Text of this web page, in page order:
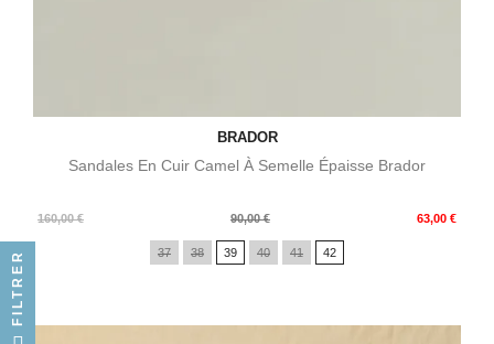
BRADOR
Sandales En Cuir Camel À Semelle Épaisse Brador
160,00 €
Prix
90,00 € 63,00 €
Prix
37 38 39 40 41 42
FILTRER